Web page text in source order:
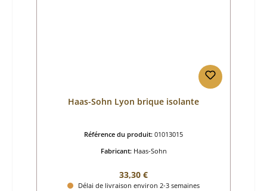
Haas-Sohn Lyon brique isolante
Référence du produit: 01013015
Fabricant: Haas-Sohn
Prix régulier :
33,30 €
Délai de livraison environ 2-3 semaines